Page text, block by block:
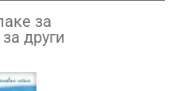
за
други